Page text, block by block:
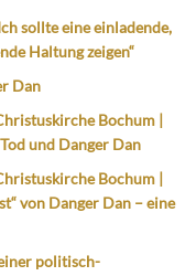
sollte eine einladende,
Haltung zeigen“
Dan
Bochum |
und Danger Dan
Bochum |
von Danger Dan – eine
politisch-